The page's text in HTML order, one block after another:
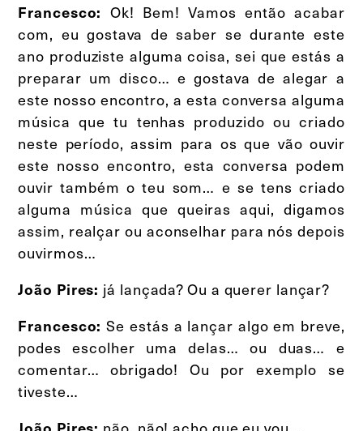
Francesco: Ok! Bem! Vamos então acabar
com, eu gostava de saber se durante este
ano produziste alguma coisa, sei que estás a
preparar um disco… e gostava de alegar a
este nosso encontro, a esta conversa alguma
música que tu tenhas produzido ou criado
neste período, assim para os que vão ouvir
este nosso encontro, esta conversa podem
ouvir também o teu som… e se tens criado
alguma música que queiras aqui, digamos
assim, realçar ou aconselhar para nós depois
ouvirmos…
João Pires: já lançada? Ou a querer lançar?
Francesco: Se estás a lançar algo em breve,
podes escolher uma delas… ou duas… e
comentar… obrigado! Ou por exemplo se
tiveste…